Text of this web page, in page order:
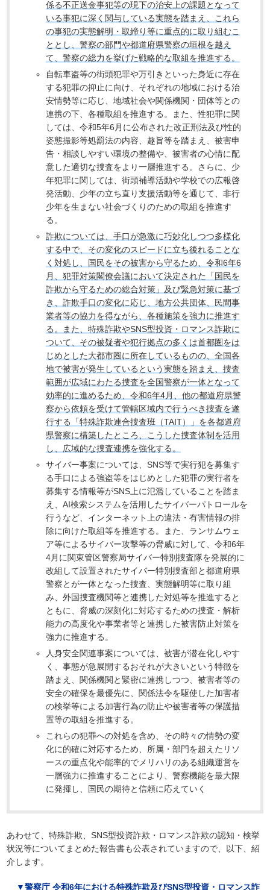
係る不正送金事犯等の現下の治安上の課題となって
いる事犯に深く関与している実態を踏まえ、これら
の事犯の実態解明・取締り等に重点的に取り組むこ
ととし、警察の部門や都道府県警察の垣根を越え
て、警察の総力を挙げた戦略的な取組を推進する。
自転車盗等の街頭犯罪や万引きといった身近に存在
する犯罪の抑止に向け、それぞれの地域における治
安情勢等に応じ、地域社会や関係機関・団体等との
連携の下、各種取組を推進する。また、性犯罪に関
しては、令和5年6月に公布された改正刑法及び性的
姿態撮影等処罰法の内容、趣旨等を踏まえ、被害申
告・相談しやすい環境の整備や、被害者の心情に配
意した適切な捜査をより一層推進する。さらに、少
年犯罪に関しては、街頭補導活動や学校での広報啓
発活動、少年の立ち直り支援活動等を通じて、非行
少年を生まない社会づくりのための取組を推進す
る。
詐欺については、手口が急激に巧妙化しつつ多様化
する中で、その変化のスピードに立ち後れることな
く対処し、国民をその被害から守るため、令和6年6
月、犯罪対策閣僚会議において決定された「国民を
詐欺から守るための総合対策」及び緊急対策に基づ
き、詐欺手口の変化に応じ、地方公共団体、民間事
業者等の協力を得ながら、各種施策を強力に推進す
る。また、特殊詐欺やSNS型投資・ロマンス詐欺に
ついて、その被疑者や犯行拠点の多くは首都圏をは
じめとした大都市圏に所在しているものの、全国各
地で被害が発生しているという実態を踏まえ、捜査
範囲が広域にわたる捜査を全国警察が一体となって
効率的に進めるため、令和6年4月、他の都道府県警
察から依頼を受けて管轄区域内で行うべき捜査を遂
行する「特殊詐欺連合捜査班（TAIT）」を各都道府
県警察に構築したところ、こうした捜査体制を活用
し、広域的な捜査連携を強化する。
サイバー事案については、SNS等で実行犯を募集す
る手口による強盗等をはじめとした犯罪の実行者を
募集する情報等がSNS上に氾濫していることを踏ま
え、AI検索システムを活用したサイバーパトロールを
行うなど、インターネット上の違法・有害情報の排
除に向けた取組等を推進する。また、ランサムウェ
ア等によるサイバー攻撃等の脅威に対して、令和6年
4月に関東管区警察局サイバー特別捜査隊を発展的に
改組して設置されたサイバー特別捜査部と都道府県
警察とが一体となった捜査、実態解明等に取り組
み、外国捜査機関等と連携した対処等を推進すると
ともに、脅威の深刻化に対応するための捜査・解析
能力の高度化や事業者等と連携した被害防止対策を
強力に推進する。
人身安全関連事案については、被害が潜在化しやす
く、事態が急展開するおそれが大きいという特徴を
踏まえ、関係機関と緊密に連携しつつ、被害者等の
安全の確保を最優先に、関係法令を駆使した加害者
の検挙等による加害行為の防止や被害者等の保護措
置等の取組を推進する。
これらの犯罪への対処を含め、その時々の情勢の変
化に的確に対応するため、所属・部門を超えたリソ
ースの重点化や能率的でメリハリのある組織運営を
一層強力に推進することにより、警察機能を最大限
に発揮し、国民の期待と信頼に応えていく
あわせて、特殊詐欺、SNS型投資詐欺・ロマンス詐欺の認知・検挙
状況等についてまとめた報告書も公表されていますので、以下、紹
介します。
▼警察庁 令和6年における特殊詐欺及びSNS型投資・ロマンス詐